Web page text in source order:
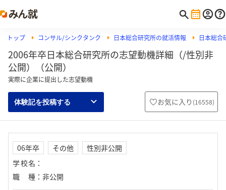
トップ コンサル/シンクタンク 日本総合研究所の就活情報 日本総合
2006年卒日本総合研究所の志望動機詳細（/性別非
公開）（公開）
実際に企業に提出した志望動機
体験記を投稿する お気に入り (16558)
06年卒 その他
性別非公開
学校名 ：
職種 ： 非公開